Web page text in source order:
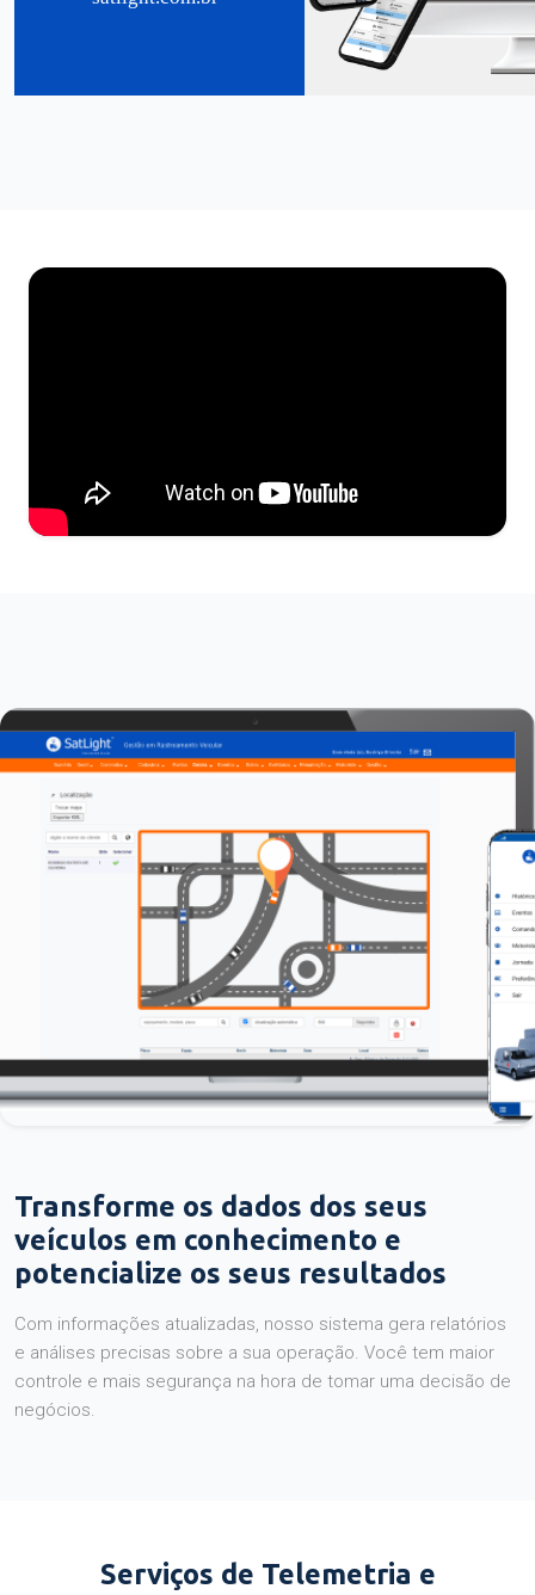
Transforme os dados dos seus
veículos em conhecimento e
potencialize os seus resultados
Com informações atualizadas, nosso sistema gera relatórios
e análises precisas sobre a sua operação. Você tem maior
controle e mais segurança na hora de tomar uma decisão de
negócios.
Serviços de Telemetria e